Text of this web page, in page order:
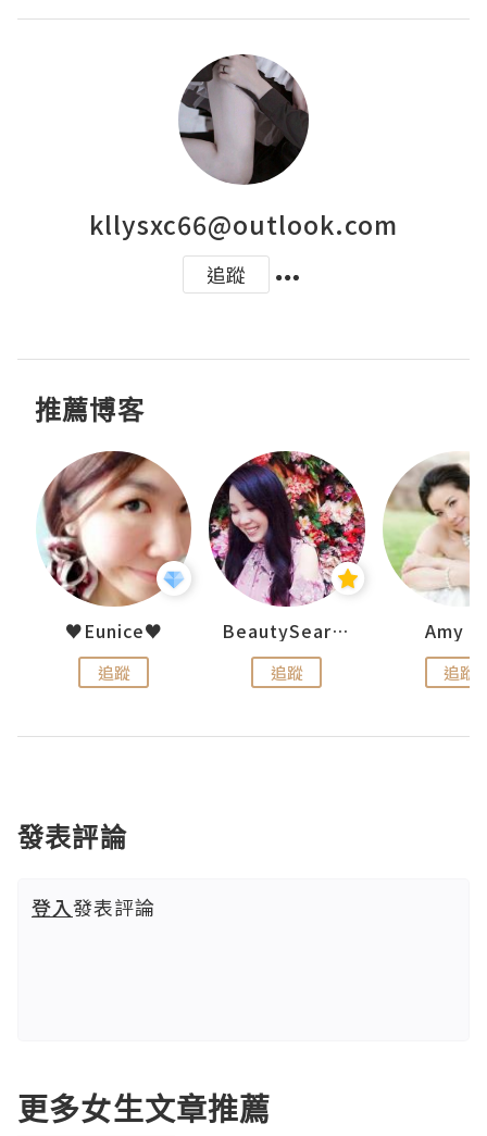
kllysxc66@outlook.com
追蹤
推薦博客
♥Eunice♥
追蹤
BeautySearch
追蹤
Amy
追蹤
發表評論
登入發表評論
更多女生文章推薦